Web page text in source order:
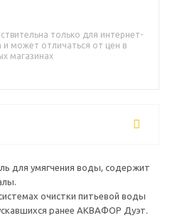
только для интернет-
и может отличаться от цен в
магазинах
для умягчения воды, содержит
очистки питьевой воды
ранее АКВАФОР Дуэт.